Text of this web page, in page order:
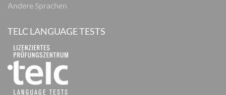
Andere Sprachen
TELC LANGUAGE TESTS